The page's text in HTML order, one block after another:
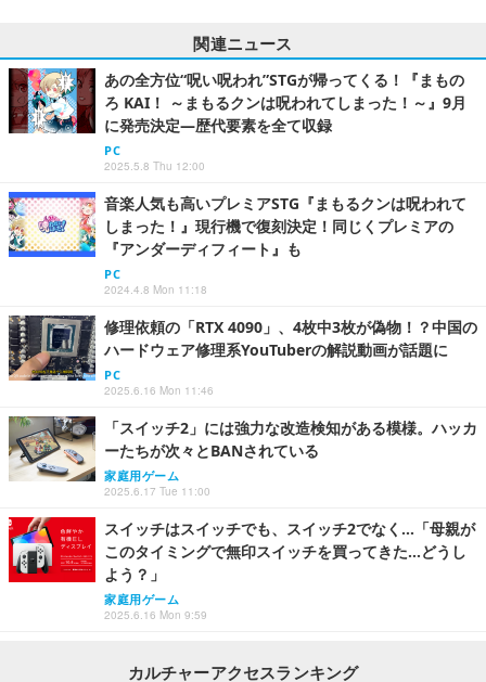
関連ニュース
あの全方位“呪い呪われ”STGが帰ってくる！『まもの
ろ KAI！ ～まもるクンは呪われてしまった！～』9月
に発売決定―歴代要素を全て収録
PC
2025.5.8 Thu 12:00
音楽人気も高いプレミアSTG『まもるクンは呪われて
しまった！』現行機で復刻決定！同じくプレミアの
『アンダーディフィート』も
PC
2024.4.8 Mon 11:18
修理依頼の「RTX 4090」、4枚中3枚が偽物！？中国の
ハードウェア修理系YouTuberの解説動画が話題に
PC
2025.6.16 Mon 11:46
「スイッチ2」には強力な改造検知がある模様。ハッカ
ーたちが次々とBANされている
家庭用ゲーム
2025.6.17 Tue 11:00
スイッチはスイッチでも、スイッチ2でなく…「母親が
このタイミングで無印スイッチを買ってきた…どうし
よう？」
家庭用ゲーム
2025.6.16 Mon 9:59
カルチャーアクセスランキング